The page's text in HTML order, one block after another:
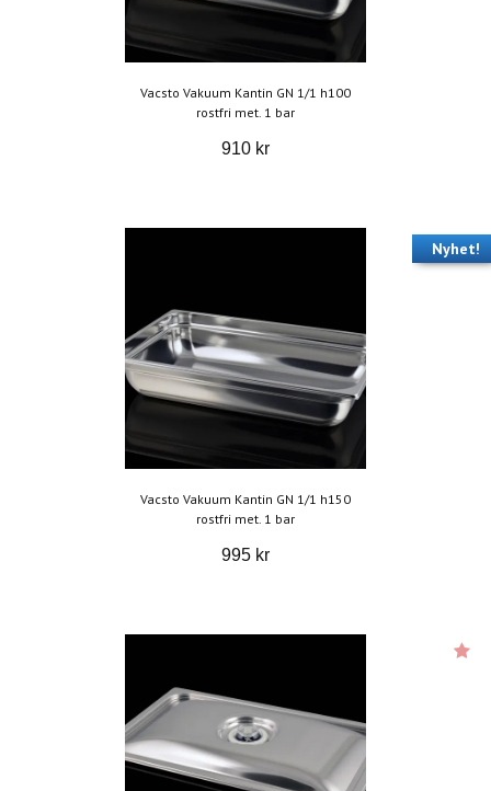
Vacsto Vakuum Kantin GN 1/1 h100
rostfri met. 1 bar
910 kr
Nyhet!
Vacsto Vakuum Kantin GN 1/1 h150
rostfri met. 1 bar
995 kr